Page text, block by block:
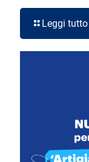
Leggi tutto